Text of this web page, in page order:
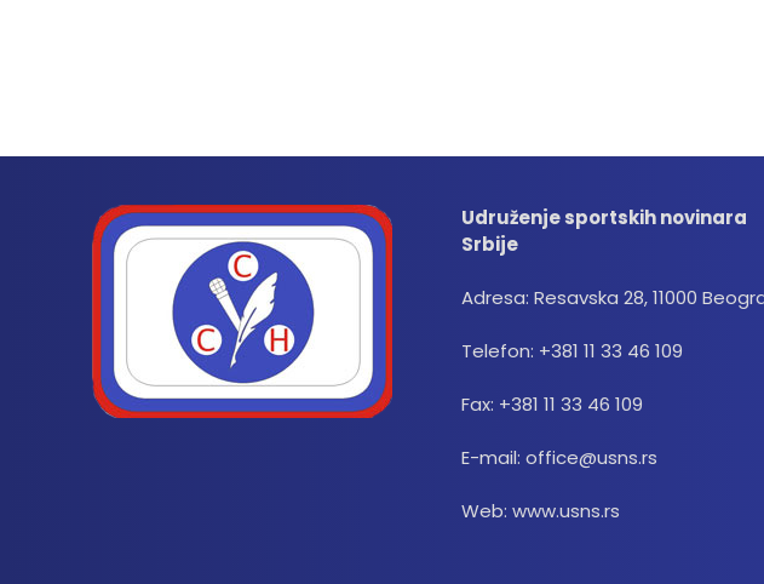
Udruženje sportskih novinara
Srbije
Adresa: Resavska 28, 11000
Telefon: +381 11 33 46 109
Fax: +381 11 33 46 109
E-mail: office@usns.rs
Web: www.usns.rs